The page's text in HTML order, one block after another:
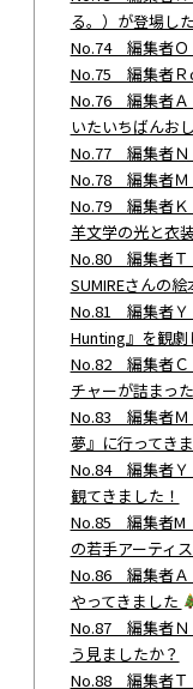
る。）が登場し
No.74 編集者Ｏ
No.75 編集者Ｒ
No.76 編集者Ａ
いたいちばんお
No.77 編集者Ｎ
No.78 編集者Ｍ
No.79 編集者Ｋ
羊文学の光と衣
No.80 編集者Ｔ
SUMIREさんの
No.81 編集者Ｙ
Hunting』を観劇
No.82 編集者Ｃ
チャーが詰まっ
No.83 編集者Ｍ
夢』に行ってき
No.84 編集者Ｙ
観てきました！
No.85 編集者
の若手アーティ
No.86 編集者Ａ
やってきました
No.87 編集者Ｎ
う見ましたか？
No.88 編集者